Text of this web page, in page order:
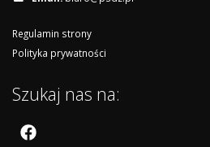
Regulamin strony
Polityka prywatności
Szukaj nas na: